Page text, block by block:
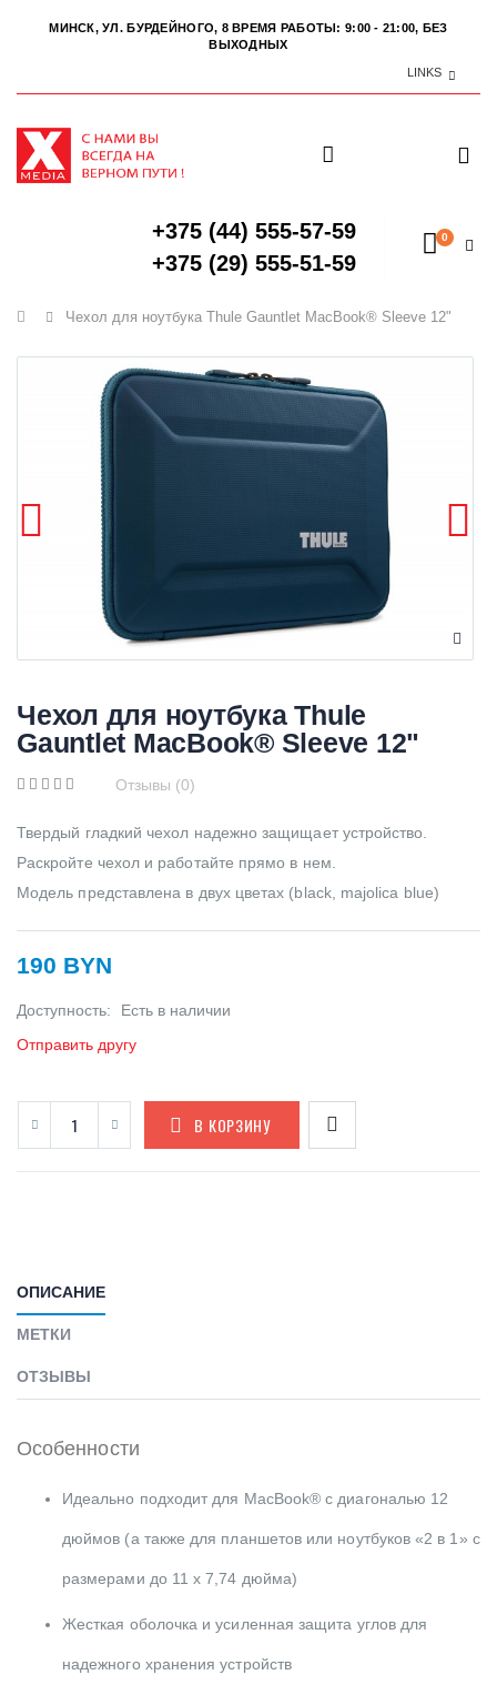
МИНСК, УЛ. БУРДЕЙНОГО, 8 ВРЕМЯ РАБОТЫ: 9:00 - 21:00, БЕЗ
ВЫХОДНЫХ
LINKS
+375 (44) 555-57-59
+375 (29) 555-51-59
0
Главная
Чехол для ноутбука Thule Gauntlet MacBook® Sleeve 12"
Чехол для ноутбука Thule
Gauntlet MacBook® Sleeve 12"
Отзывы (0)
Твердый гладкий чехол надежно защищает устройство.
Раскройте чехол и работайте прямо в нем.
Модель представлена в двух цветах (black, majolica blue)
190 BYN
Доступность:
Есть в наличии
Отправить другу
В КОРЗИНУ
ОПИСАНИЕ
МЕТКИ
ОТЗЫВЫ
Особенности
Идеально подходит для MacBook® с диагональю 12
дюймов (а также для планшетов или ноутбуков «2 в 1» с
размерами до 11 х 7,74 дюйма)
Жесткая оболочка и усиленная защита углов для
надежного хранения устройств